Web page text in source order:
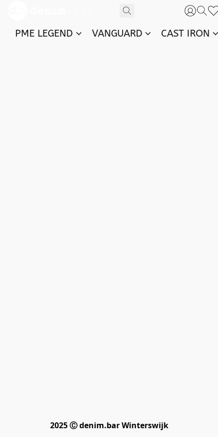
PME LEGEND VANGUARD CAST IRON
2025 Ⓒ denim.bar Winterswijk